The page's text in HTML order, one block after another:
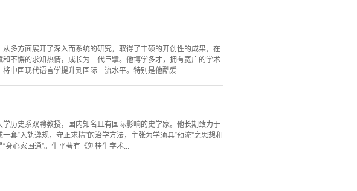
多方面展开了深入而系统的研究，取得了丰硕的开创性的成果，在
不懈的求知热情，成长为一代巨擘。他博学多才，拥有宽广的学术
中国现代语言学提升到国际一流水平。特别是他酷爱...
历史系双聘教授，国内知名且有国际影响的史学家。他长期致力于
“入轨遵规，守正求精”的治学方法，主张为学须具“预流”之思想和
身心家国通”。生平著有《刘桂生学术...